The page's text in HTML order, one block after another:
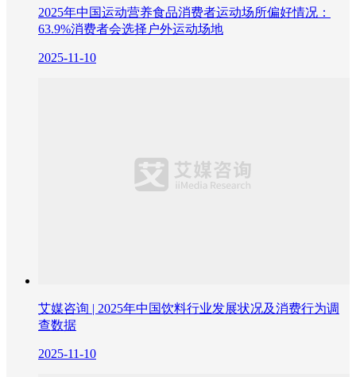
2025年中国运动营养食品消费者运动场所偏好情况：
63.9%消费者会选择户外运动场地
2025-11-10
艾媒咨询 | 2025年中国饮料行业发展状况及消费行为调
查数据
2025-11-10